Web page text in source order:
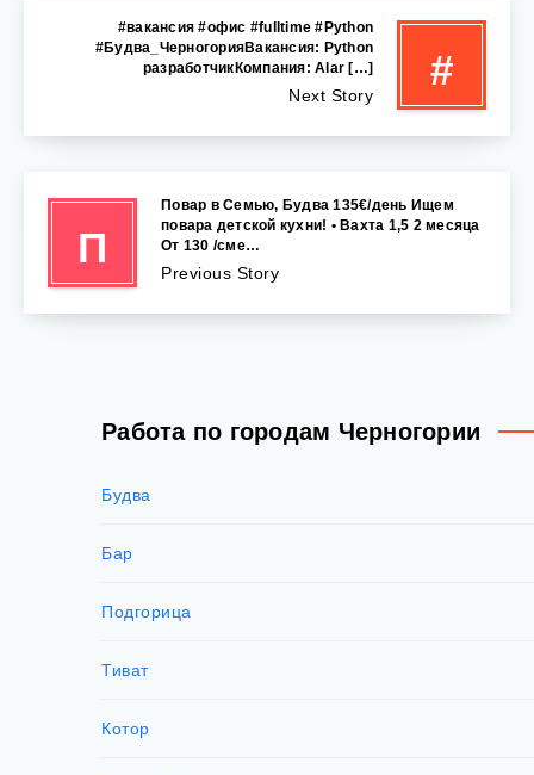
#
#вакансия #офис #fulltime #Python
#Будва_ЧерногорияВакансия: Python
разработчикКомпания: Alar […]
Next Story
П
Повар в Семью, Будва 135€/день Ищем
повара детской кухни! • Вахта 1,5 2 месяца
От 130 /сме…
Previous Story
Работа по городам Черногории
Будва
Бар
Подгорица
Тиват
Котор